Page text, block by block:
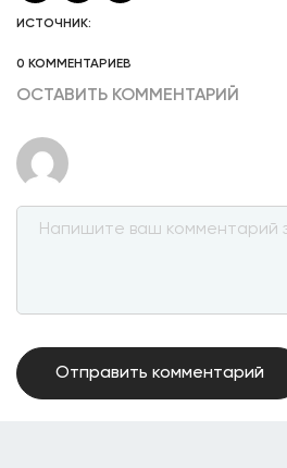
ИСТОЧНИК:
0 КОММЕНТАРИЕВ
ОСТАВИТЬ КОММЕНТАРИЙ